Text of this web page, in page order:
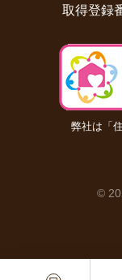
取得登録
弊社は「
©